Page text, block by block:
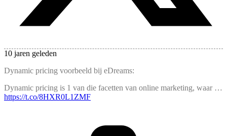
10 jaren geleden
Dynamic pricing voorbeeld bij eDreams:
Dynamic pricing is 1 van die facetten van online marketing, waar …
https://t.co/8HXR0L1ZMF